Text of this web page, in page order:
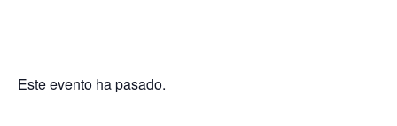
Este evento ha pasado.